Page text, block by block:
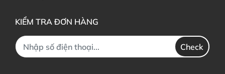
KIỂM TRA ĐƠN HÀNG
Check